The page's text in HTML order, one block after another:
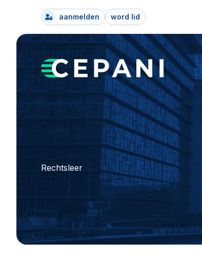
aanmelden word lid
Rechtsleer